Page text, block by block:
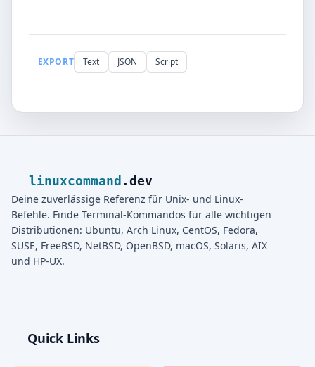
EXPORT Text JSON Script
linuxcommand .dev
Deine zuverlässige Referenz für Unix- und Linux-
Befehle. Finde Terminal-Kommandos für alle wichtigen
Distributionen: Ubuntu, Arch Linux, CentOS, Fedora,
SUSE, FreeBSD, NetBSD, OpenBSD, macOS, Solaris, AIX
und HP-UX.
Quick Links